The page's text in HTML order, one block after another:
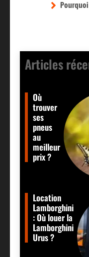
Pourquoi
Articles
Où
trouver
ses
pneus
au
meilleur
prix ?
Location
Lamborghini
: Où louer la
Lamborghini
Urus ?